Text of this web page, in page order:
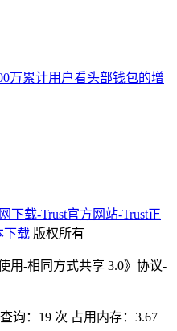
万累计用户看头部钱包的增
下载-Trust官方网站-Trust正
下载 版权所有
用-相同方式共享 3.0》协议-
询：19 次 占用内存：3.67